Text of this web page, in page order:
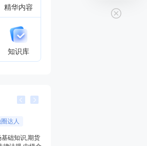
精华内容
知识库
主讲：证券投资顾问业务,发布